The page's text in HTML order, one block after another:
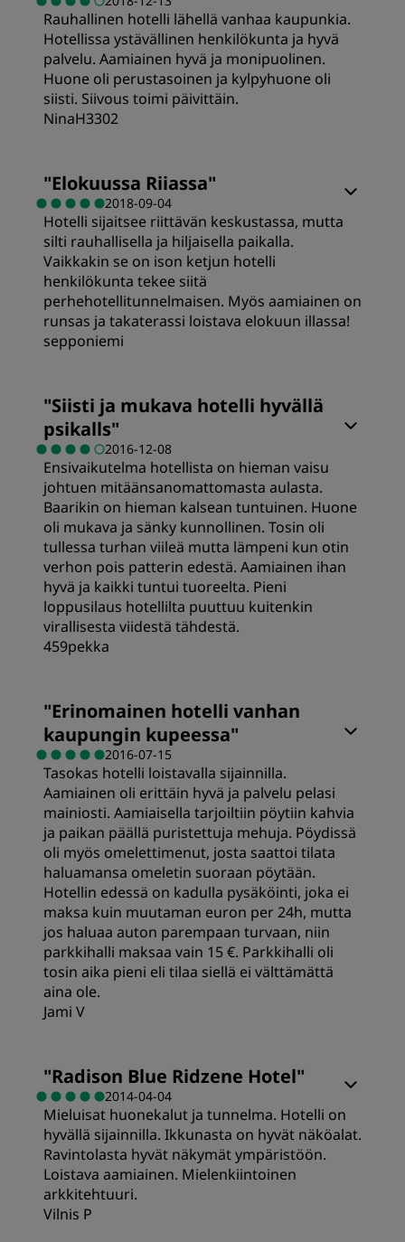
Rauhallinen hotelli lähellä vanhaa kaupunkia.
Hotellissa ystävällinen henkilökunta ja hyvä
palvelu. Aamiainen hyvä ja monipuolinen.
Huone oli perustasoinen ja kylpyhuone oli
siisti. Siivous toimi päivittäin.
NinaH3302
"Elokuussa Riiassa"
2018-09-04
Hotelli sijaitsee riittävän keskustassa, mutta
silti rauhallisella ja hiljaisella paikalla.
Vaikkakin se on ison ketjun hotelli
henkilökunta tekee siitä
perhehotellitunnelmaisen. Myös aamiainen on
runsas ja takaterassi loistava elokuun illassa!
sepponiemi
Hinta-laatusuhde
Nukkuminen
Sijainti
Siisteys
"Siisti ja mukava hotelli hyvällä
psikalls"
2016-12-08
Ensivaikutelma hotellista on hieman vaisu
johtuen mitäänsanomattomasta aulasta.
Baarikin on hieman kalsean tuntuinen. Huone
oli mukava ja sänky kunnollinen. Tosin oli
tullessa turhan viileä mutta lämpeni kun otin
verhon pois patterin edestä. Aamiainen ihan
hyvä ja kaikki tuntui tuoreelta. Pieni
loppusilaus hotellilta puuttuu kuitenkin
virallisesta viidestä tähdestä.
459pekka
"Erinomainen hotelli vanhan
kaupungin kupeessa"
2016-07-15
Tasokas hotelli loistavalla sijainnilla.
Aamiainen oli erittäin hyvä ja palvelu pelasi
mainiosti. Aamiaisella tarjoiltiin pöytiin kahvia
ja paikan päällä puristettuja mehuja. Pöydissä
oli myös omelettimenut, josta saattoi tilata
haluamansa omeletin suoraan pöytään.
Hotellin edessä on kadulla pysäköinti, joka ei
maksa kuin muutaman euron per 24h, mutta
jos haluaa auton parempaan turvaan, niin
parkkihalli maksaa vain 15 €. Parkkihalli oli
tosin aika pieni eli tilaa siellä ei välttämättä
aina ole.
Jami V
Siisteys
Palvelu
"Radison Blue Ridzene Hotel"
2014-04-04
Mieluisat huonekalut ja tunnelma. Hotelli on
hyvällä sijainnilla. Ikkunasta on hyvät näköalat.
Ravintolasta hyvät näkymät ympäristöön.
Loistava aamiainen. Mielenkiintoinen
arkkitehtuuri.
Vilnis P